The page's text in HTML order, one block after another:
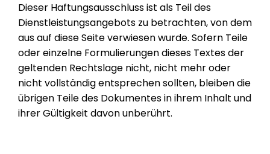
Dieser Haftungsausschluss ist als Teil des
Dienstleistungsangebots zu betrachten, von dem
aus auf diese Seite verwiesen wurde. Sofern Teile
oder einzelne Formulierungen dieses Textes der
geltenden Rechtslage nicht, nicht mehr oder
nicht vollständig entsprechen sollten, bleiben die
übrigen Teile des Dokumentes in ihrem Inhalt und
ihrer Gültigkeit davon unberührt.